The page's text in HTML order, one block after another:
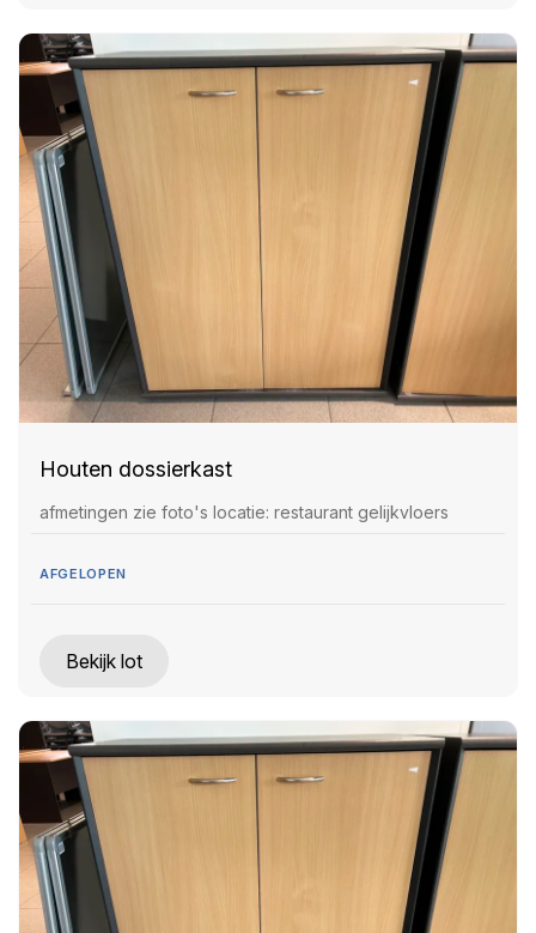
Houten dossierkast
afmetingen zie foto's locatie: restaurant gelijkvloers
AFGELOPEN
Bekijk lot